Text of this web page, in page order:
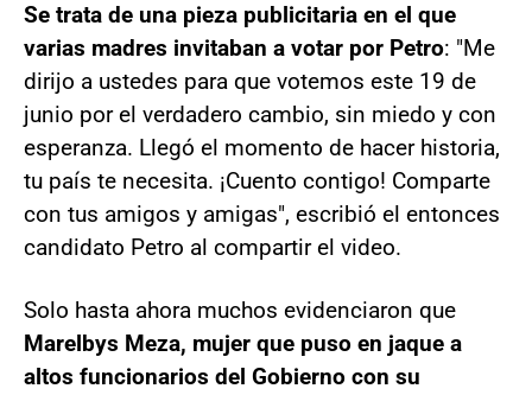
Se trata de una pieza publicitaria en el que
varias madres invitaban a votar por Petro: "Me
dirijo a ustedes para que votemos este 19 de
junio por el verdadero cambio, sin miedo y con
esperanza. Llegó el momento de hacer historia,
tu país te necesita. ¡Cuento contigo! Comparte
con tus amigos y amigas", escribió el entonces
candidato Petro al compartir el video.
Solo hasta ahora muchos evidenciaron que
Marelbys Meza, mujer que puso en jaque a
altos funcionarios del Gobierno con su